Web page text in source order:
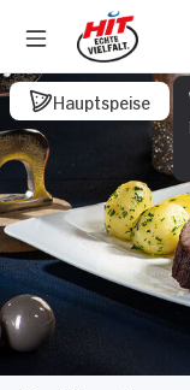
Hauptspeise